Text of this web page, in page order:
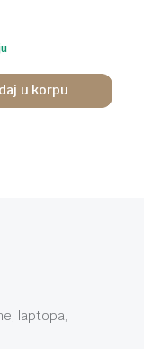
u korpu
laptopa,